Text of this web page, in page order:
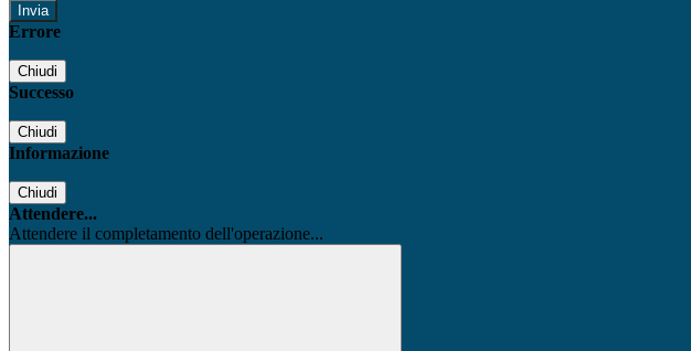
Errore
Chiudi
Successo
Chiudi
Informazione
Chiudi
Attendere...
Attendere il completamento dell'operazione...